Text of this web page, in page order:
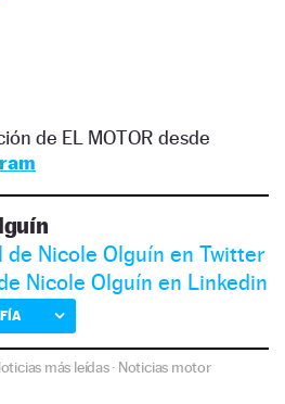
de EL MOTOR desde
de Nicole Olguín en Twitter
Nicole Olguín en Linkedin
más leídas· Noticias motor